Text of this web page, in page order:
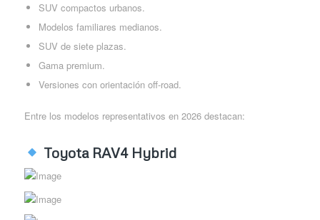
SUV compactos urbanos.
Modelos familiares medianos.
SUV de siete plazas.
Gama premium.
Versiones con orientación off-road.
Entre los modelos representativos en 2026 destacan:
Toyota RAV4 Hybrid